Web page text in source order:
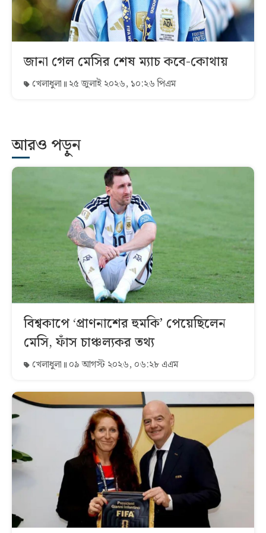
জানা গেল মেসির শেষ ম্যাচ কবে-কোথায়
খেলাধুলা ২৫ জুলাই ২০২৬, ১০:২৬ পিএম
আরও পড়ুন
বিশ্বকাপে ‘প্রাণনাশের হুমকি’ পেয়েছিলেন
মেসি, ফাঁস চাঞ্চল্যকর তথ্য
খেলাধুলা ০৯ আগস্ট ২০২৬, ০৬:২৮ এএম